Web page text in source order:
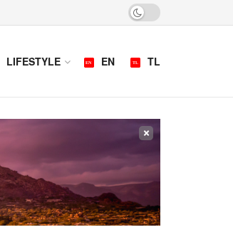
LIFESTYLE EN TL
×